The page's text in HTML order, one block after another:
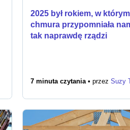
2025 był rokiem, w którym
chmura przypomniała
tak naprawdę rządzi
7 minuta czytania • przez Suzy